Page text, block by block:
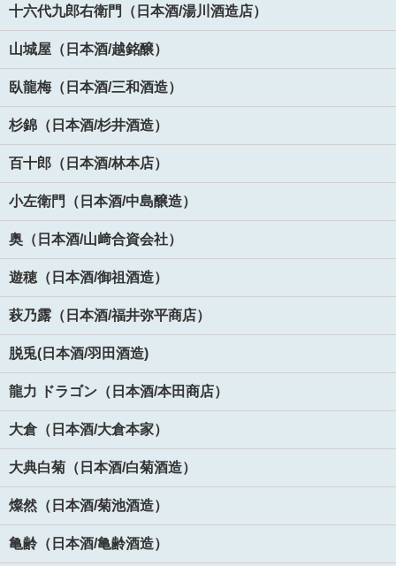
十六代九郎右衛門（日本酒/湯川酒造店）
山城屋（日本酒/越銘醸）
臥龍梅（日本酒/三和酒造）
杉錦（日本酒/杉井酒造）
百十郎（日本酒/林本店）
小左衛門（日本酒/中島醸造）
奥（日本酒/山﨑合資会社）
遊穂（日本酒/御祖酒造）
萩乃露（日本酒/福井弥平商店）
脱兎(日本酒/羽田酒造)
龍力 ドラゴン（日本酒/本田商店）
大倉（日本酒/大倉本家）
大典白菊（日本酒/白菊酒造）
燦然（日本酒/菊池酒造）
亀齢（日本酒/亀齢酒造）